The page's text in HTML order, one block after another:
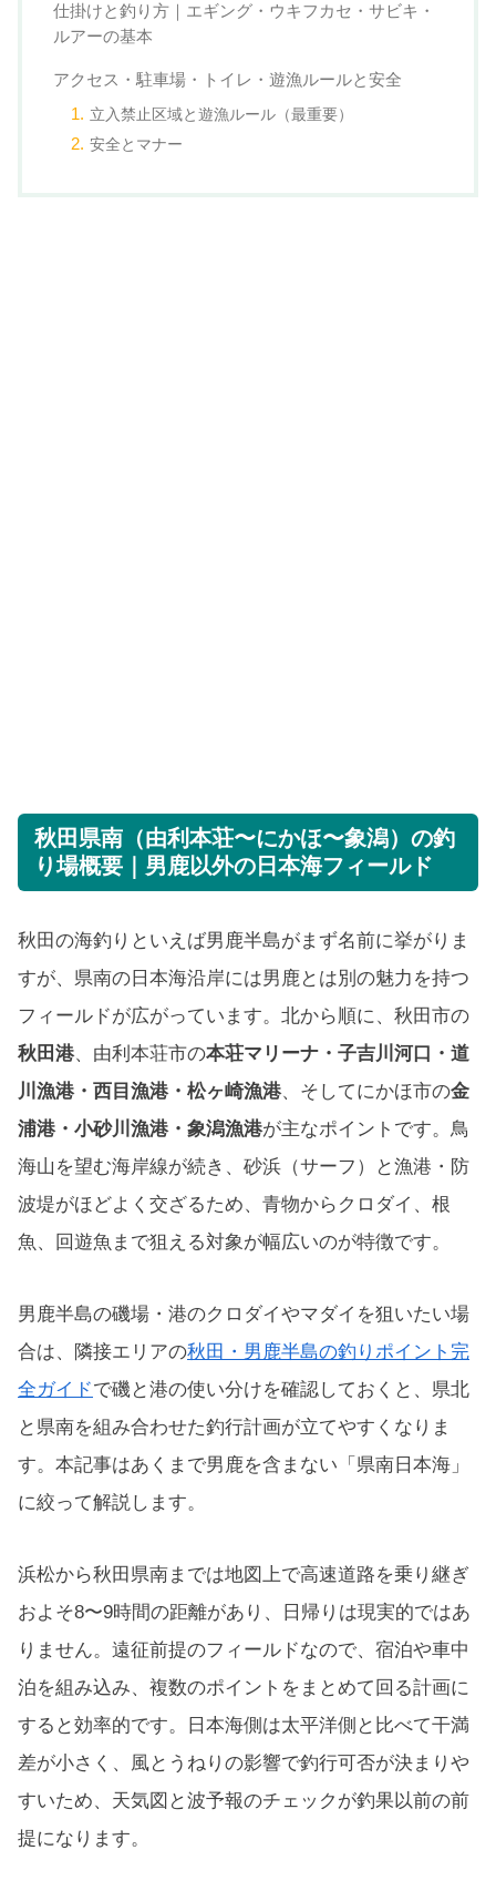
仕掛けと釣り方｜エギング・ウキフカセ・サビキ・
ルアーの基本
アクセス・駐車場・トイレ・遊漁ルールと安全
立入禁止区域と遊漁ルール（最重要）
安全とマナー
秋田県南（由利本荘〜にかほ〜象潟）の釣
り場概要｜男鹿以外の日本海フィールド
秋田の海釣りといえば男鹿半島がまず名前に挙がりま
すが、県南の日本海沿岸には男鹿とは別の魅力を持つ
フィールドが広がっています。北から順に、秋田市の
秋田港、由利本荘市の本荘マリーナ・子吉川河口・道
川漁港・西目漁港・松ヶ崎漁港、そしてにかほ市の金
浦港・小砂川漁港・象潟漁港が主なポイントです。鳥
海山を望む海岸線が続き、砂浜（サーフ）と漁港・防
波堤がほどよく交ざるため、青物からクロダイ、根
魚、回遊魚まで狙える対象が幅広いのが特徴です。
男鹿半島の磯場・港のクロダイやマダイを狙いたい場
合は、隣接エリアの秋田・男鹿半島の釣りポイント完
全ガイドで磯と港の使い分けを確認しておくと、県北
と県南を組み合わせた釣行計画が立てやすくなりま
す。本記事はあくまで男鹿を含まない「県南日本海」
に絞って解説します。
浜松から秋田県南までは地図上で高速道路を乗り継ぎ
およそ8〜9時間の距離があり、日帰りは現実的ではあ
りません。遠征前提のフィールドなので、宿泊や車中
泊を組み込み、複数のポイントをまとめて回る計画に
すると効率的です。日本海側は太平洋側と比べて干満
差が小さく、風とうねりの影響で釣行可否が決まりや
すいため、天気図と波予報のチェックが釣果以前の前
提になります。